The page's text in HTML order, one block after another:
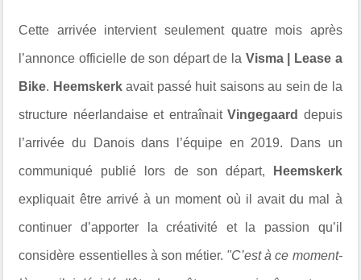
Cette arrivée intervient seulement quatre mois après
l’annonce officielle de son départ de la Visma | Lease a
Bike. Heemskerkavait passé huit saisons au sein de la
structure néerlandaise et entraînaitVingegaard depuis
l’arrivée du Danois dans l’équipe en 2019. Dans un
communiqué publié lors de son départ, Heemskerk
expliquait être arrivé à un moment où il avait du mal à
continuer d’apporter la créativité et la passion qu’il
considère essentielles à son métier. "C’est à ce moment-